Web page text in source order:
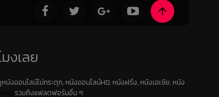
งเลย
ออนไลน์ไม่กระตุก, หนังออนไลน์HD, หนังฝรั่ง, หนังเอเชีย, หนัง
รวมถึงแฟลตฟอร์มอื่น ๆ